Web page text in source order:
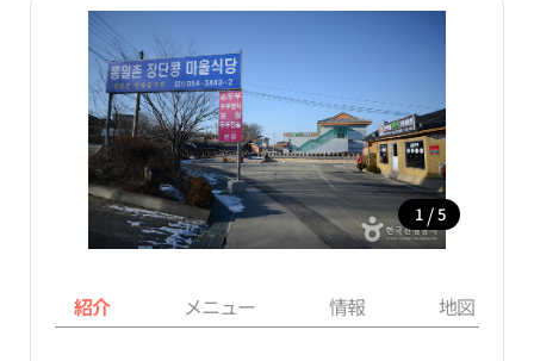
1 / 5
紹介 メニュー 情報 地図